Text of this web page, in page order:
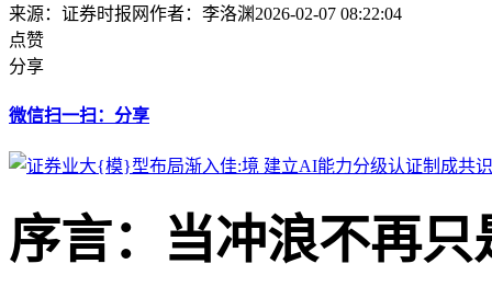
来源：证券时报网作者：李洛渊2026-02-07 08:22:04
点赞
分享
微信扫一扫：分享
序言：当冲浪不再